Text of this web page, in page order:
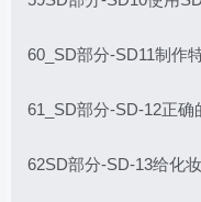
60_SD部分-SD11制作
61_SD部分-SD-12正确
62SD部分-SD-13给化